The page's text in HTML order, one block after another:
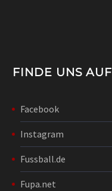
FINDE UNS AUF
Facebook
Instagram
Fussball.de
Fupa.net